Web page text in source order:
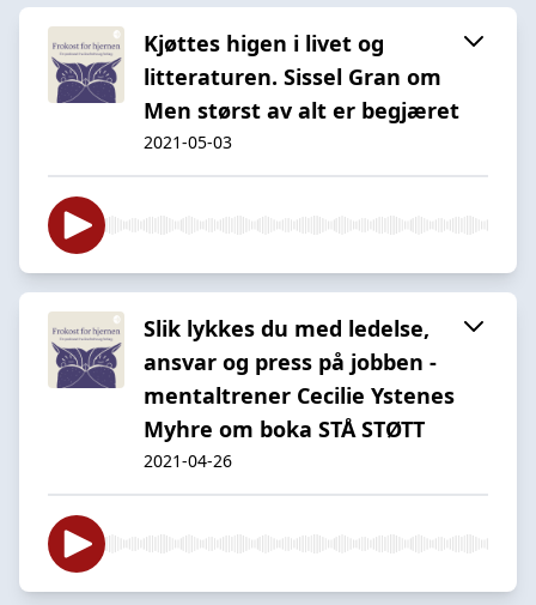
Kjøttes higen i livet og
litteraturen. Sissel Gran om
Men størst av alt er begjæret
2021-05-03
Slik lykkes du med ledelse,
ansvar og press på jobben -
mentaltrener Cecilie Ystenes
Myhre om boka STÅ STØTT
2021-04-26